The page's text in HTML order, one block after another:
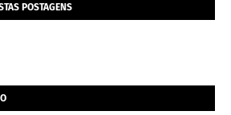
POSTAGENS